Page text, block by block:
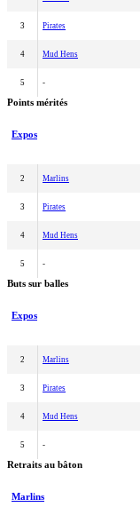
3 Pirates
4 Mud Hens
5 -
Points mérités
Expos
2 Marlins
3 Pirates
4 Mud Hens
5 -
Buts sur balles
Expos
2 Marlins
3 Pirates
4 Mud Hens
5 -
Retraits au bâton
Marlins